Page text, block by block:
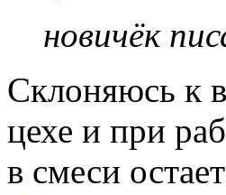
новичёк
Склоняюсь к
цехе и при
в смеси